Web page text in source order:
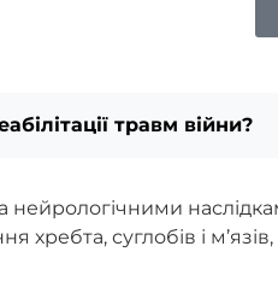
травм війни?
хребта, суглобів і